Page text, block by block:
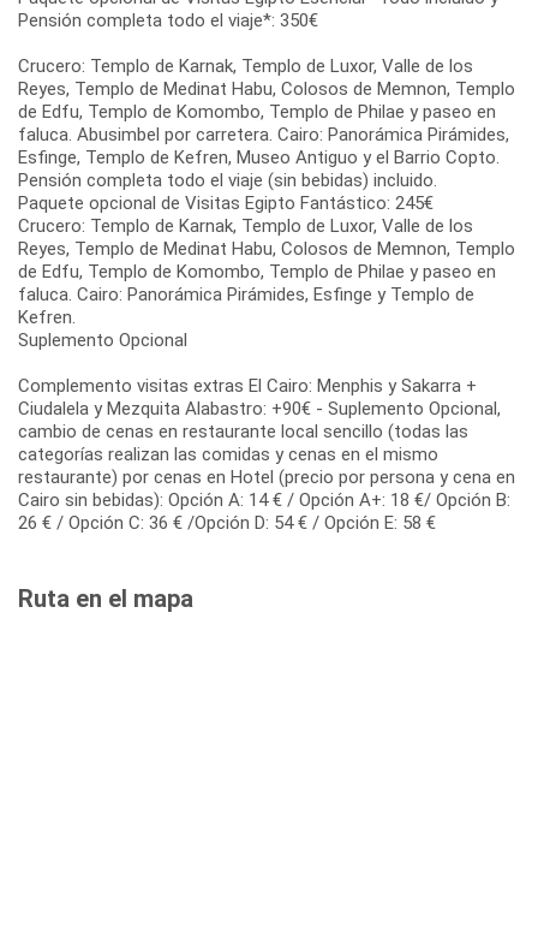
Pensión completa todo el viaje*: 350€
Crucero: Templo de Karnak, Templo de Luxor, Valle de los
Reyes, Templo de Medinat Habu, Colosos de Memnon, Templo
de Edfu, Templo de Komombo, Templo de Philae y paseo en
faluca. Abusimbel por carretera. Cairo: Panorámica Pirámides,
Esfinge, Templo de Kefren, Museo Antiguo y el Barrio Copto.
Pensión completa todo el viaje (sin bebidas) incluido.
Paquete opcional de Visitas Egipto Fantástico: 245€
Crucero: Templo de Karnak, Templo de Luxor, Valle de los
Reyes, Templo de Medinat Habu, Colosos de Memnon, Templo
de Edfu, Templo de Komombo, Templo de Philae y paseo en
faluca. Cairo: Panorámica Pirámides, Esfinge y Templo de
Kefren.
Suplemento Opcional
Complemento visitas extras El Cairo: Menphis y Sakarra +
Ciudalela y Mezquita Alabastro: +90€ - Suplemento Opcional,
cambio de cenas en restaurante local sencillo (todas las
categorías realizan las comidas y cenas en el mismo
restaurante) por cenas en Hotel (precio por persona y cena en
Cairo sin bebidas): Opción A: 14 € / Opción A+: 18 €/ Opción B:
26 € / Opción C: 36 € /Opción D: 54 € / Opción E: 58 €
Ruta en el mapa